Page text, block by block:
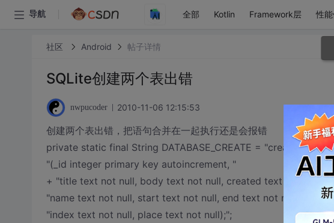
导航 全部 Kotlin Framework层 性
社区 Android 帖子详情
SQLite创建两个表出错
nwpucoder 2010-11-06 12:15:53
创建两个表出错，把语句合并在一起执行还是会报错
private static final String DATABASE_CREATE = "create table
"(_id integer primary key autoincrement, "
+ "title text not null, body text not null, created text not null, "
"name text not null, start text not null, end text not null, " +
"index text not null, place text not null);";